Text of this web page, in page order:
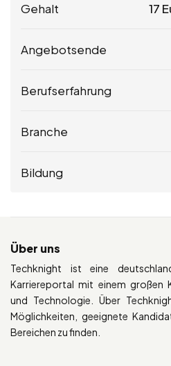
Gehalt 17
Angebotsende
Berufserfahrung
Branche
Bildung
Über uns
Techknight ist eine
Karriereportal mit einem großen
und Technologie. Über
Möglichkeiten, geeignete
Bereichen zu finden.